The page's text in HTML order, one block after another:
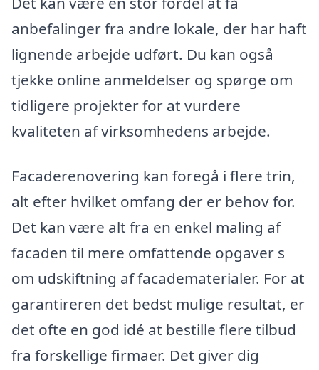
anbefalinger fra andre lokale, der har haft
lignende arbejde udført. Du kan også
tjekke online anmeldelser og spørge om
tidligere projekter for at vurdere
kvaliteten af virksomhedens arbejde.
Facaderenovering kan foregå i flere trin,
alt efter hvilket omfang der er behov for.
Det kan være alt fra en enkel maling af
facaden til mere omfattende opgaver s
om udskiftning af facadematerialer. For at
garantireren det bedst mulige resultat, er
det ofte en god idé at bestille flere tilbud
fra forskellige firmaer. Det giver dig